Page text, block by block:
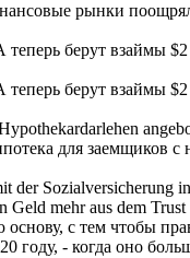
рынки
берут взаймы
берут взаймы
для заемщиков с
der Sozialversicherung
Geld mehr aus dem
с тем чтобы
году, - когда оно